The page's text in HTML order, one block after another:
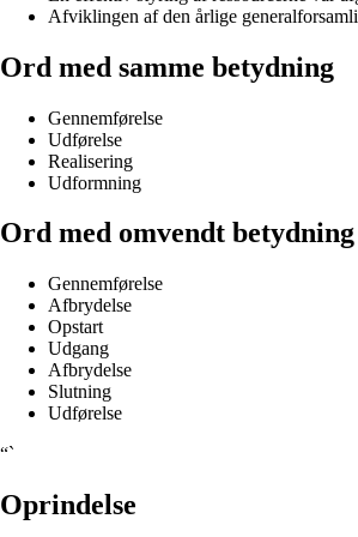
Afviklingen af den årlige
Ord med samme betydning
Gennemførelse
Udførelse
Realisering
Udformning
Ord med omvendt betydning
Gennemførelse
Afbrydelse
Opstart
Udgang
Afbrydelse
Slutning
Udførelse
“`
Oprindelse